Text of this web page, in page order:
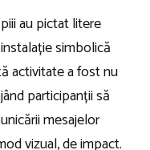
au pictat litere
simbolică
activitate a fost nu
participanții să
mesajelor
vizual, de impact.